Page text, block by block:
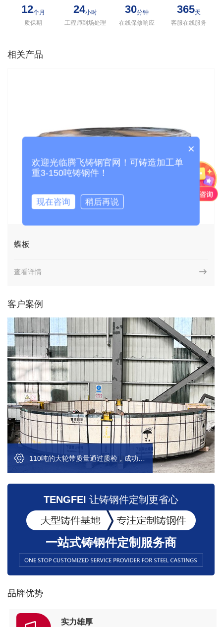
12个月
质保期
24小时
工程师到场处理
30分钟
在线保修响应
365天
客服在线服务
相关产品
蝶板
查看详情
客户案例
110吨的大轮带质量通过质检，成功出口
TENGFEI 让铸钢件定制更省心
一站式铸钢件定制服务商
品牌优势
实力雄厚
×
欢迎光临腾飞铸钢官网！可铸造加工单
重3-150吨铸钢件！
现在咨询 稍后再说